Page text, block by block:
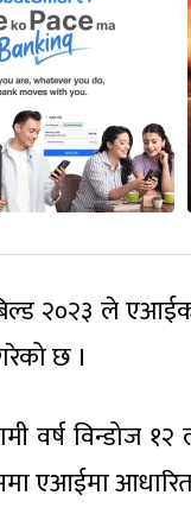
२०२३ ले
छ ।
वर्ष विन्डोज १२
एआईमा